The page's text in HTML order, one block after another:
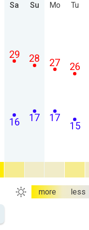
Sa
16
29
Su
17
28
Mo
17
27
Tu
15
26
more less